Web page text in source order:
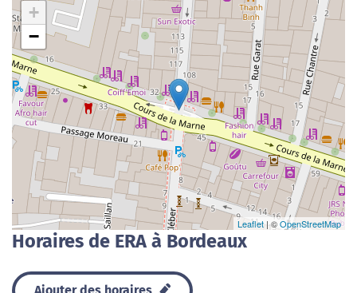
+
−
Leaflet | ©OpenStreetMap
Horaires de ERA à Bordeaux